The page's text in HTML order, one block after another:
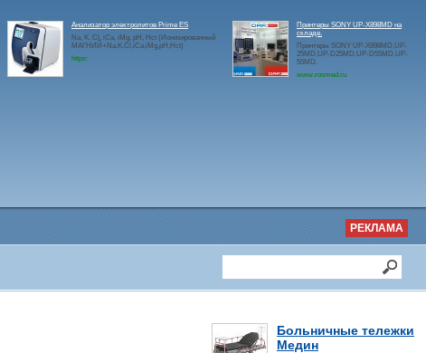
Анализатор электролитов Prime ES
Na, K, Cl, iCa, iMg, pH, Hct (Ионизированный
МАГНИЙ+Na,K,Cl,iCa,iMg,pH,Hct)
https:
Принтеры SONY UP-X898MD на
складе.
Принтеры SONY UP-X898MD,UP-
25MD,UP-D25MD,UP-D55MD,UP-
55MD.
www.rosmed.ru
РЕКЛАМА
Больничные тележки
Медин